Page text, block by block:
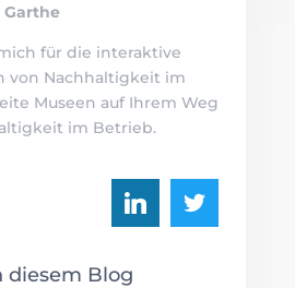
Garthe
für die interaktive
von Nachhaltigkeit im
Museen auf Ihrem Weg
im Betrieb.
diesem Blog